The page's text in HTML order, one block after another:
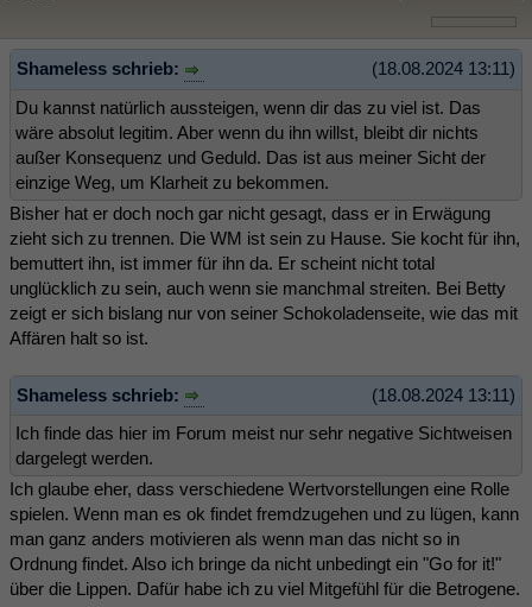
(18.08.2024 13:11)
Shameless schrieb:
Du kannst natürlich aussteigen, wenn dir das zu viel ist. Das
wäre absolut legitim. Aber wenn du ihn willst, bleibt dir nichts
außer Konsequenz und Geduld. Das ist aus meiner Sicht der
einzige Weg, um Klarheit zu bekommen.
Bisher hat er doch noch gar nicht gesagt, dass er in Erwägung
zieht sich zu trennen. Die WM ist sein zu Hause. Sie kocht für ihn,
bemuttert ihn, ist immer für ihn da. Er scheint nicht total
unglücklich zu sein, auch wenn sie manchmal streiten. Bei Betty
zeigt er sich bislang nur von seiner Schokoladenseite, wie das mit
Affären halt so ist.
(18.08.2024 13:11)
Shameless schrieb:
Ich finde das hier im Forum meist nur sehr negative Sichtweisen
dargelegt werden.
Ich glaube eher, dass verschiedene Wertvorstellungen eine Rolle
spielen. Wenn man es ok findet fremdzugehen und zu lügen, kann
man ganz anders motivieren als wenn man das nicht so in
Ordnung findet. Also ich bringe da nicht unbedingt ein "Go for it!"
über die Lippen. Dafür habe ich zu viel Mitgefühl für die Betrogene.